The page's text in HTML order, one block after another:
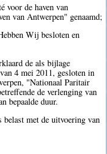
voor de haven van
van Antwerpen" genaamd;
Wij besloten en
de als bijlage
4 mei 2011, gesloten in
"Nationaal Paritair
de verlenging van
bepaalde duur.
met de uitvoering van